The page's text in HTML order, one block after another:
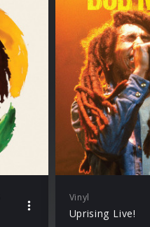
Vinyl
Uprising Live!